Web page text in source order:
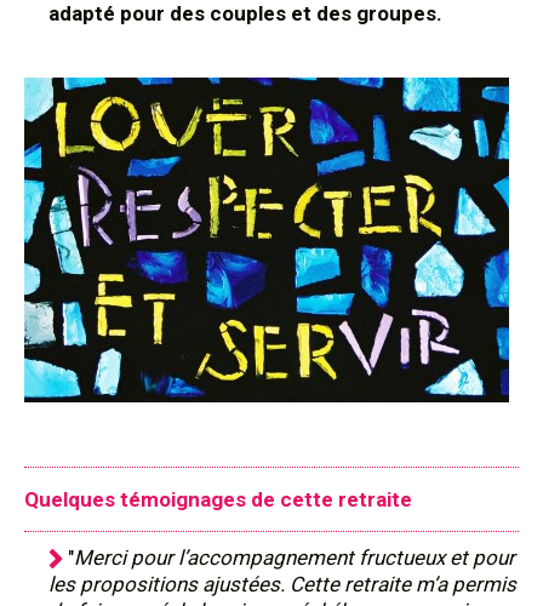
adapté pour des couples et des groupes.
Quelques témoignages de cette retraite
"Merci pour l’accompagnement fructueux et pour
les propositions ajustées. Cette retraite m’a permis